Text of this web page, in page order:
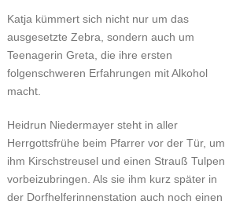
Katja kümmert sich nicht nur um das
ausgesetzte Zebra, sondern auch um
Teenagerin Greta, die ihre ersten
folgenschweren Erfahrungen mit Alkohol
macht.
Heidrun Niedermayer steht in aller
Herrgottsfrühe beim Pfarrer vor der Tür, um
ihm Kirschstreusel und einen Strauß Tulpen
vorbeizubringen. Als sie ihm kurz später in
der Dorfhelferinnenstation auch noch einen